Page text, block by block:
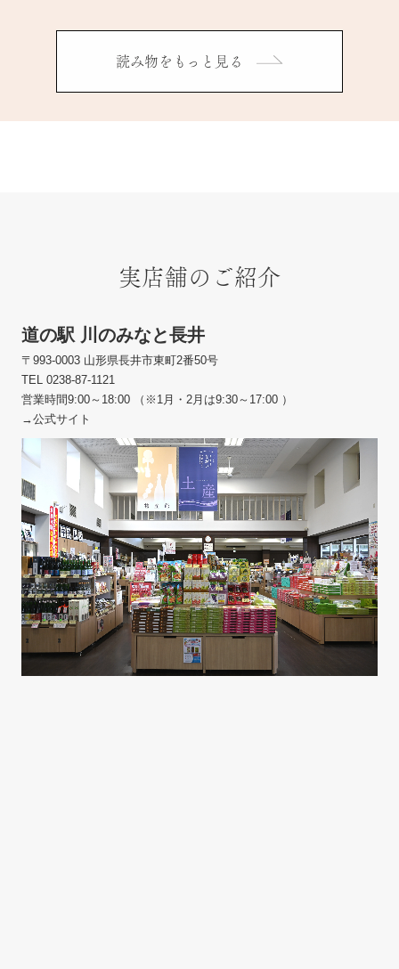
読み物をもっと見る
実店舗のご紹介
道の駅 川のみなと長井
〒993-0003 山形県長井市東町2番50号
TEL 0238-87-1121
営業時間9:00～18:00 （※1月・2月は9:30～17:00 ）
→公式サイト